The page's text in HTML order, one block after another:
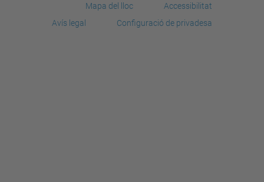
Mapa del lloc
Accessibilitat
Avís legal
Configuració de privadesa